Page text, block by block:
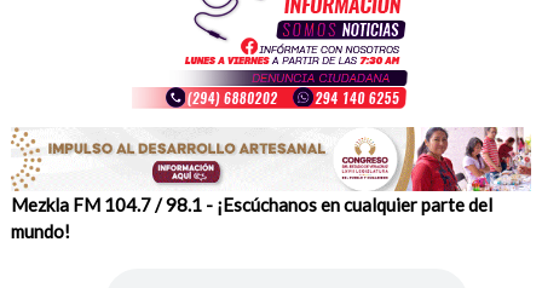
Mezkla FM 104.7 / 98.1 - ¡Escúchanos en cualquier parte del
mundo!